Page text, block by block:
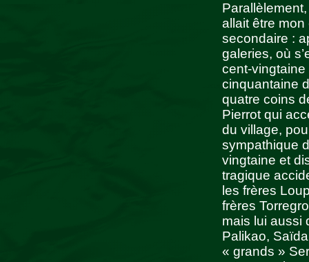
allait être
secondaire :
galeries, où
cent-
cinquantaine
quatre coins
Pierrot qui
du village,
sympathique
vingtaine et
tragique
les frères
frères
mais lui aussi
Palikao,
« grands »